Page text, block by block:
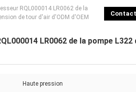
RQL000014 LR0062 de la
de tour d'air d'ODM d'OEM
Contact
LR0062 de la pompe
Haute pression